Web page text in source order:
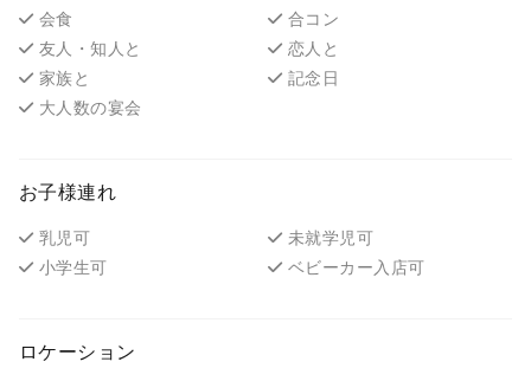
会食
合コン
友人・知人と
恋人と
家族と
記念日
大人数の宴会
お子様連れ
乳児可
未就学児可
小学生可
ベビーカー入店可
ロケーション